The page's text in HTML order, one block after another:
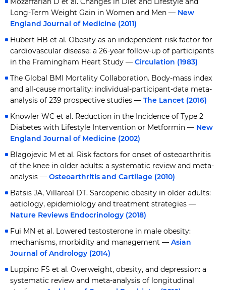
Long-Term Weight Gain in Women and Men — New
England Journal of Medicine (2011)
Hubert HB et al. Obesity as an independent risk factor for
cardiovascular disease: a 26-year follow-up of participants
in the Framingham Heart Study — Circulation (1983)
The Global BMI Mortality Collaboration. Body-mass index
and all-cause mortality: individual-participant-data meta-
analysis of 239 prospective studies — The Lancet (2016)
Knowler WC et al. Reduction in the Incidence of Type 2
Diabetes with Lifestyle Intervention or Metformin — New
England Journal of Medicine (2002)
Blagojevic M et al. Risk factors for onset of osteoarthritis
of the knee in older adults: a systematic review and meta-
analysis — Osteoarthritis and Cartilage (2010)
Batsis JA, Villareal DT. Sarcopenic obesity in older adults:
aetiology, epidemiology and treatment strategies —
Nature Reviews Endocrinology (2018)
Fui MN et al. Lowered testosterone in male obesity:
mechanisms, morbidity and management — Asian
Journal of Andrology (2014)
Luppino FS et al. Overweight, obesity, and depression: a
systematic review and meta-analysis of longitudinal